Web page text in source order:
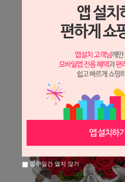
일주일간 열지 않기